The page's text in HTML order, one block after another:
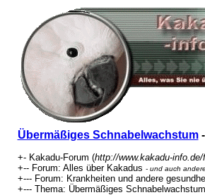
Übermäßiges Schnabelwachstum-
+- Kakadu-Forum (http://www.kakadu-info.de/
+-- Forum: Alles über Kakadus - und auch
+--- Forum: Krankheiten und andere
+--- Thema: Übermäßiges